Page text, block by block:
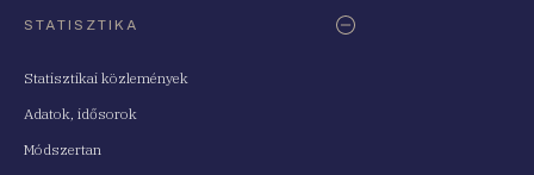
STATISZTIKA
Statisztikai közlemények
Adatok, idősorok
Módszertan